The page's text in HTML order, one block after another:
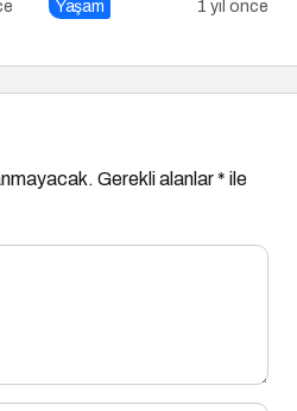
Yaşam 1 yıl önce
Gerekli alanlar* ile